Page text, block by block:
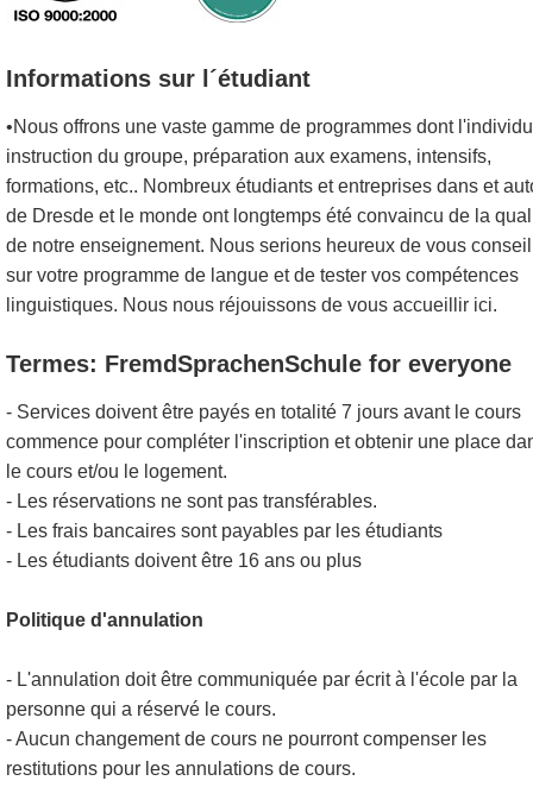
Informations sur l´étudiant
•Nous offrons une vaste gamme de programmes dont
instruction du groupe, préparation aux examens, intensifs,
formations, etc.. Nombreux étudiants et entreprises dans et
de Dresde et le monde ont longtemps été convaincu de la
de notre enseignement. Nous serions heureux de vous
sur votre programme de langue et de tester vos compétences
linguistiques. Nous nous réjouissons de vous accueillir ici.
Termes: FremdSprachenSchule for everyone
- Services doivent être payés en totalité 7 jours avant le cours
commence pour compléter l'inscription et obtenir une place
le cours et/ou le logement.
- Les réservations ne sont pas transférables.
- Les frais bancaires sont payables par les étudiants
- Les étudiants doivent être 16 ans ou plus
Politique d'annulation
- L'annulation doit être communiquée par écrit à l'école par la
personne qui a réservé le cours.
- Aucun changement de cours ne pourront compenser les
restitutions pour les annulations de cours.